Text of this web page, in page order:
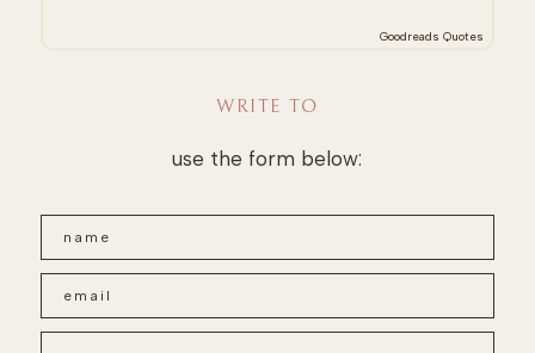
Goodreads Quotes
WRITE TO
use the form below: